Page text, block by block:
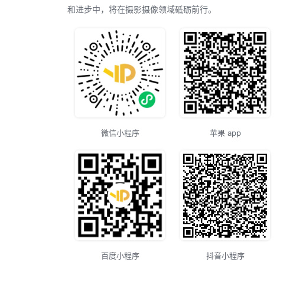
和进步中，将在摄影摄像领域砥砺前行。
微信小程序 苹果 app
百度小程序 抖音小程序